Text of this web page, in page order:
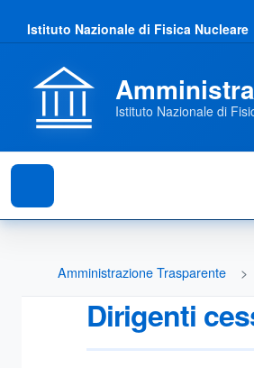
Istituto Nazionale di Fisica Nucleare
Istituto Nazionale di
Amministrazione Trasparente
Dirigenti